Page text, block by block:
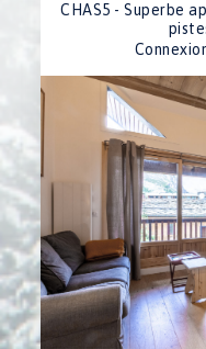
CHAS5 - Superbe